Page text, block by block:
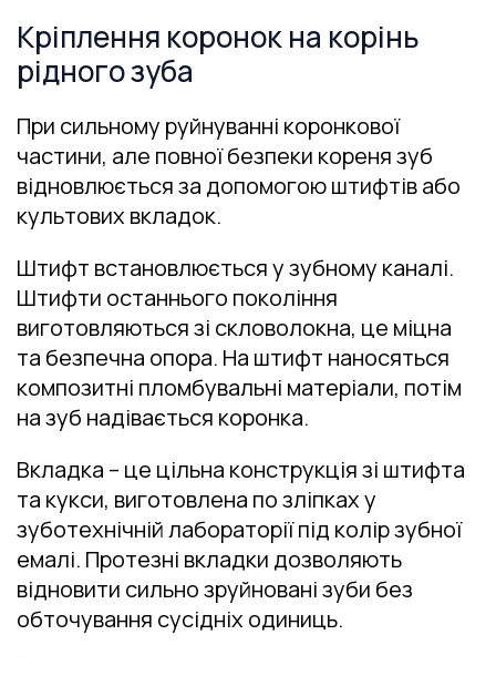
Кріплення коронок на корінь
рідного зуба
При сильному руйнуванні коронкової
частини, але повної безпеки кореня зуб
відновлюється за допомогою штифтів або
культових вкладок.
Штифт встановлюється у зубному каналі.
Штифти останнього покоління
виготовляються зі скловолокна, це міцна
та безпечна опора. На штифт наносяться
композитні пломбувальні матеріали, потім
на зуб надівається коронка.
Вкладка – це цільна конструкція зі штифта
та кукси, виготовлена ​​по зліпках у
зуботехнічній лабораторії під колір зубної
емалі. Протезні вкладки дозволяють
відновити сильно зруйновані зуби без
обточування сусідніх одиниць.